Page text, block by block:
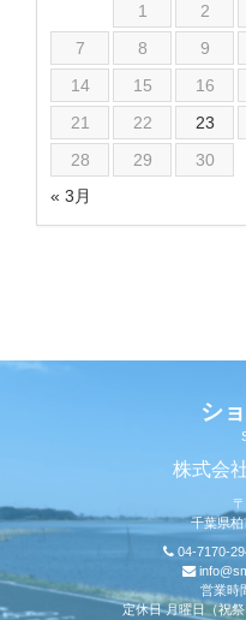
« 3月
1 2
7
8 9
14
15 16
21
22 23
28
29 30
シ
株式会
千葉県
04-7170-
営業時
定休日 月曜日（祝祭